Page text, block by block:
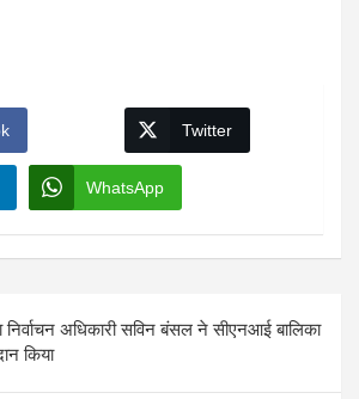
Twitter
WhatsApp
निर्वाचन अधिकारी सविन बंसल ने सीएनआई बालिका
किया